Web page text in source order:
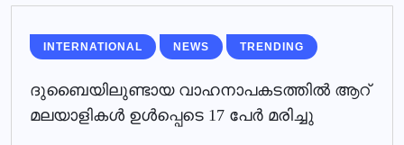
INTERNATIONAL NEWS TRENDING
ദുബൈയിലുണ്ടായ വാഹനാപകടത്തില്‍ ആറ്
മലയാളികള്‍ ഉള്‍പ്പെടെ 17 പേര്‍ മരിച്ചു